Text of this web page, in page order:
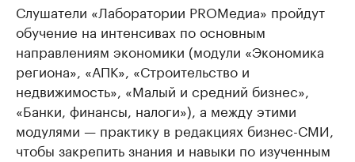
Слушатели «Лаборатории PROМедиа» пройдут
обучение на интенсивах по основным
направлениям экономики (модули «Экономика
региона», «АПК», «Строительство и
недвижимость», «Малый и средний бизнес»,
«Банки, финансы, налоги»), а между этими
модулями — практику в редакциях бизнес-СМИ,
чтобы закрепить знания и навыки по изученным